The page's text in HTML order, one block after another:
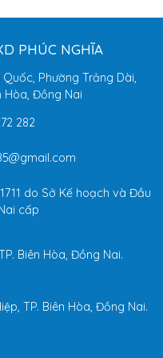
PHÚC NGHĨA
Phường Trảng Dài,
Hòa, Đồng Nai
282
do Sở Kế hoạch và Đầu
cấp
Biên Hòa, Đồng Nai.
TP. Biên Hòa, Đồng Nai.